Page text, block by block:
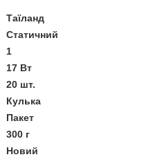
Таїланд
Статичний
1
17 Вт
20 шт.
Кулька
Пакет
300 г
Новий